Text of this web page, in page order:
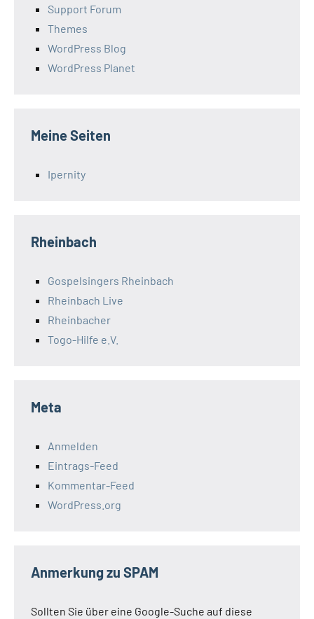
Support Forum
Themes
WordPress Blog
WordPress Planet
Meine Seiten
Ipernity
Rheinbach
Gospelsingers Rheinbach
Rheinbach Live
Rheinbacher
Togo-Hilfe e.V.
Meta
Anmelden
Eintrags-Feed
Kommentar-Feed
WordPress.org
Anmerkung zu SPAM
Sollten Sie über eine Google-Suche auf diese